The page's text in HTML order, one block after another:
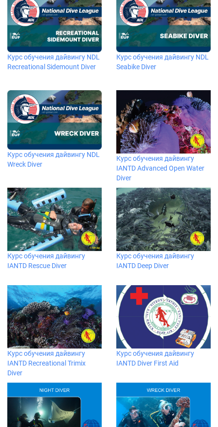
Курс обучения дайвингу NDL
Recreational Sidemount Diver
Курс обучения дайвингу NDL
Seabike Diver
Курс обучения дайвингу NDL
Wreck Diver
Курс обучения дайвингу
IANTD Advanced Open Water
Diver
Курс обучения дайвингу
IANTD Rescue Diver
Курс обучения дайвингу
IANTD Deep Diver
Курс обучения дайвингу
IANTD Recreational Trimix
Diver
Курс обучения дайвингу
IANTD Diver First Aid